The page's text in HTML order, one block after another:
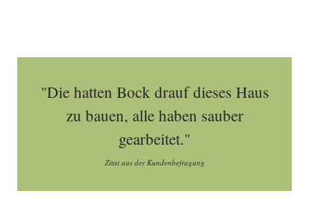
"Die hatten Bock drauf dieses Haus
zu bauen, alle haben sauber
gearbeitet."
Zitat aus der Kundenbefragung